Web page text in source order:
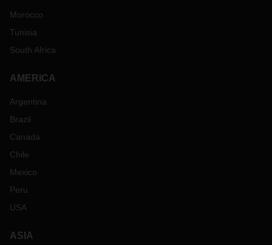
Morocco
Tunisia
South Africa
AMERICA
Argentina
Brazil
Canada
Chile
Mexico
Peru
USA
ASIA